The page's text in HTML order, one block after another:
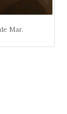
Mar.